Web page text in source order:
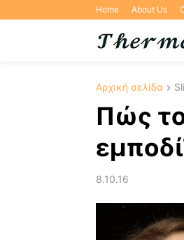
Home About Us
Αρχική σελίδα
Πώς
8.10.16